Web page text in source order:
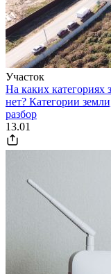
Участок
На каких категориях
нет? Категории
разбор
13.01